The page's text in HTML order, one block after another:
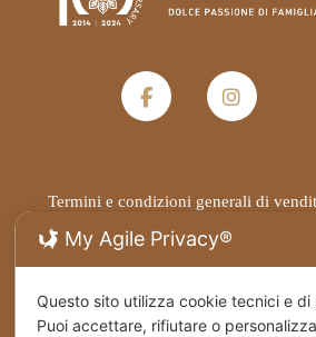
Termini e condizioni generali di
Spedizioni
My Agile Privacy®
Questo sito utilizza cookie tecnici e di
Puoi accettare, rifiutare o